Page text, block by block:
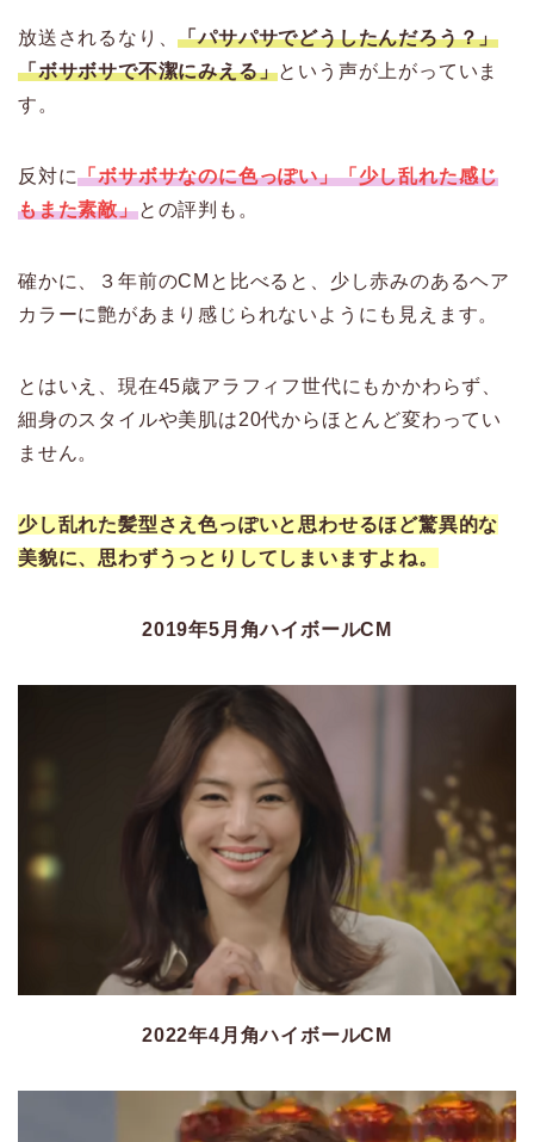
放送されるなり、「パサパサでどうしたんだろう？」
「ボサボサで不潔にみえる」という声が上がっていま
す。
反対に「ボサボサなのに色っぽい」「少し乱れた感じ
もまた素敵」との評判も。
確かに、３年前のCMと比べると、少し赤みのあるヘア
カラーに艶があまり感じられないようにも見えます。
とはいえ、現在45歳アラフィフ世代にもかかわらず、
細身のスタイルや美肌は20代からほとんど変わってい
ません。
少し乱れた髪型さえ色っぽいと思わせるほど驚異的な
美貌に、思わずうっとりしてしまいますよね。
2019年5月角ハイボールCM
2022年4月角ハイボールCM